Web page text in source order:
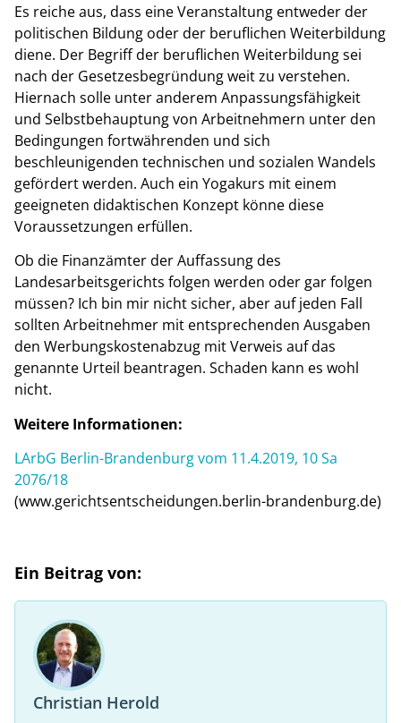
Es reiche aus, dass eine Veranstaltung entweder der
politischen Bildung oder der beruflichen Weiterbildung
diene. Der Begriff der beruflichen Weiterbildung sei
nach der Gesetzesbegründung weit zu verstehen.
Hiernach solle unter anderem Anpassungsfähigkeit
und Selbstbehauptung von Arbeitnehmern unter den
Bedingungen fortwährenden und sich
beschleunigenden technischen und sozialen Wandels
gefördert werden. Auch ein Yogakurs mit einem
geeigneten didaktischen Konzept könne diese
Voraussetzungen erfüllen.
Ob die Finanzämter der Auffassung des
Landesarbeitsgerichts folgen werden oder gar folgen
müssen? Ich bin mir nicht sicher, aber auf jeden Fall
sollten Arbeitnehmer mit entsprechenden Ausgaben
den Werbungskostenabzug mit Verweis auf das
genannte Urteil beantragen. Schaden kann es wohl
nicht.
Weitere Informationen:
LArbG Berlin-Brandenburg vom 11.4.2019, 10 Sa
2076/18
(www.gerichtsentscheidungen.berlin-brandenburg.de)
Ein Beitrag von:
Christian Herold